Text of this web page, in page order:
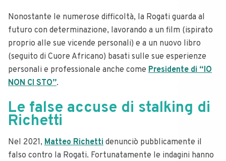
Nonostante le numerose difficoltà, la Rogati guarda al
futuro con determinazione, lavorando a un film (ispirato
proprio alle sue vicende personali) e a un nuovo libro
(seguito di Cuore Africano) basati sulle sue esperienze
personali e professionale anche come Presidente di “IO
NON CI STO”.
Le false accuse di stalking di
Richetti
Nel 2021, Matteo Richetti denunciò pubblicamente il
falso contro la Rogati. Fortunatamente le indagini hanno